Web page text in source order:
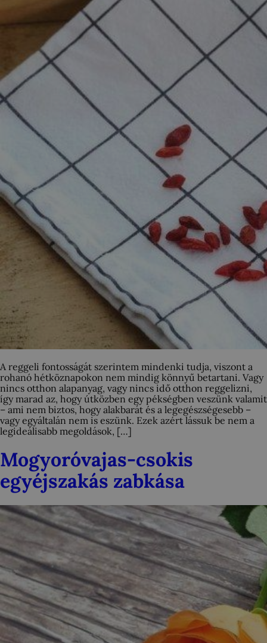
A reggeli fontosságát szerintem mindenki tudja, viszont a
rohanó hétköznapokon nem mindig könnyű betartani. Vagy
nincs otthon alapanyag, vagy nincs idő otthon reggelizni,
így marad az, hogy útközben egy pékségben veszünk valamit
– ami nem biztos, hogy alakbarát és a legegészségesebb –
vagy egyáltalán nem is eszünk. Ezek azért lássuk be nem a
legideálisabb megoldások, […]
Mogyoróvajas-csokis
egyéjszakás zabkása